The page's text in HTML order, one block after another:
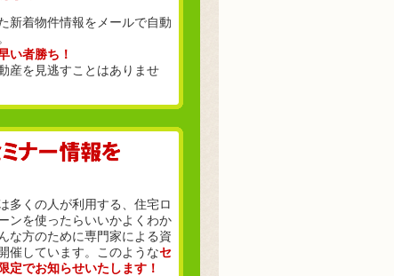
新着物件情報をメールで自動
い者勝ち！
産を見逃すことはありませ
多くの人が利用する、住宅ロ
ンを使ったらいいかよくわか
な方のために専門家による資
催しています。このようなセ
定でお知らせいたします！